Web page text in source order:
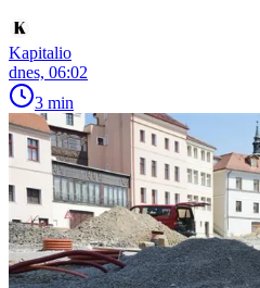
Kapitalio
dnes, 06:02
3 min